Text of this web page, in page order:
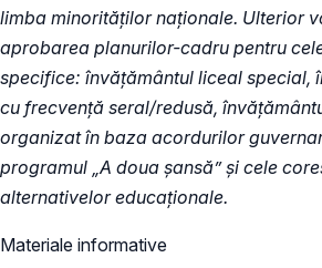
limba minorităților naționale. Ulterior
aprobarea planurilor-cadru pentru
specifice: învățământul liceal special,
cu frecvență seral/redusă,
organizat în baza acordurilor
programul „A doua șansă” și cele
alternativelor educaționale.
Materiale informative